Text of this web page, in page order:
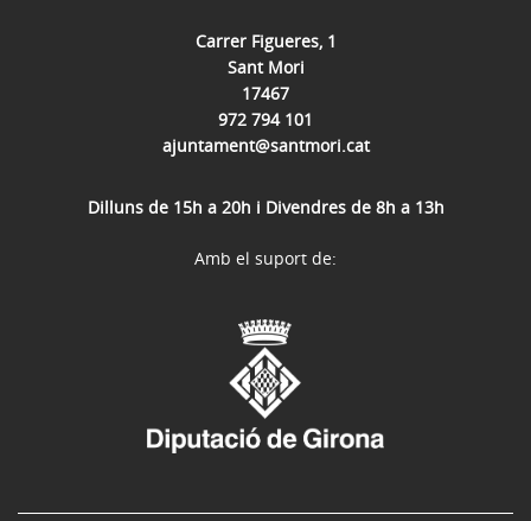
Carrer Figueres, 1
Sant Mori
17467
972 794 101
ajuntament@santmori.cat
Dilluns de 15h a 20h i Divendres de 8h a 13h
Amb el suport de: